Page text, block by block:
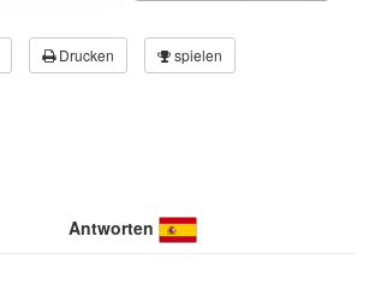
Drucken spielen
Antworten